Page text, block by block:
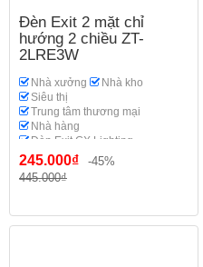
Đèn Exit 2 mặt chỉ
hướng 2 chiều ZT-
2LRE3W
Nhà xưởng
Nhà kho
Siêu thị
Trung tâm thương mại
Nhà hàng
Đèn Exit GX Lighting
245.000₫
-45%
445.000₫